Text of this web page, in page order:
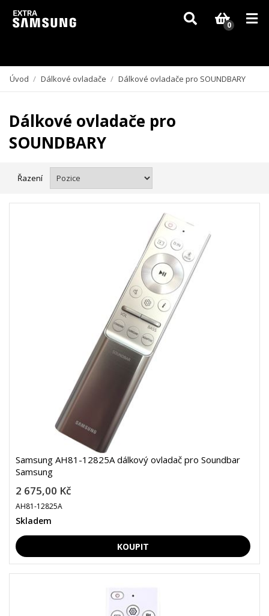
Vzhledem k aktuální situaci se může dodání dílů, které nejsou skladem,
zpozdit. Děkujeme za pochopení.
0
Úvod / Dálkové ovladače / Dálkové ovladače pro SOUNDBARY
Dálkové ovladače pro
SOUNDBARY
Řazení
Samsung AH81-12825A dálkový ovladač pro Soundbar
Samsung
2 675,00 Kč
AH81-12825A
Skladem